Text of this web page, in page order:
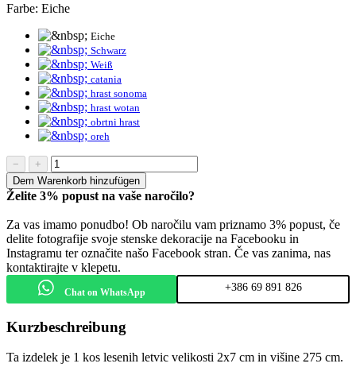
Farbe: Eiche
Eiche
Schwarz
Weiß
catania
hrast sonoma
hrast wotan
obrtni hrast
oreh
−
+
Dem Warenkorb hinzufügen
Želite 3% popust na vaše naročilo?
Za vas imamo ponudbo! Ob naročilu vam priznamo 3% popust, če
delite fotografije svoje stenske dekoracije na Facebooku in
Instagramu ter označite našo Facebook stran. Če vas zanima, nas
kontaktirajte v klepetu.
Chat on WhatsApp +386 69 891 826
Kurzbeschreibung
Ta izdelek je 1 kos lesenih letvic velikosti 2x7 cm in višine 275 cm.